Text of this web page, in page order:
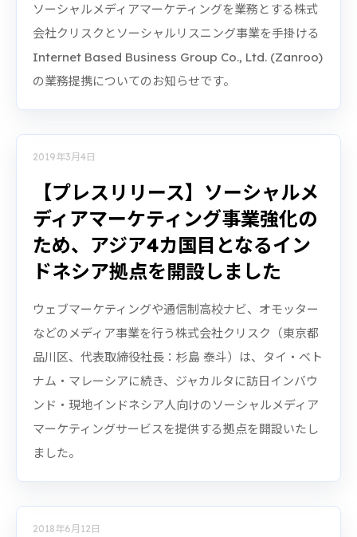
ソーシャルメディアマーケティングを業務とする株式
会社クリスクとソーシャルリスニング事業を手掛ける
Internet Based Business Group Co., Ltd. (Zanroo)
の業務提携についてのお知らせです。
2019年3月4日
【プレスリリース】ソーシャルメ
ディアマーケティング事業強化の
ため、アジア4カ国目となるイン
ドネシア拠点を開設しました
ウェブマーケティングや通信制高校ナビ、オモッター
などのメディア事業を行う株式会社クリスク（東京都
品川区、代表取締役社長：杉島 泰斗）は、タイ・ベト
ナム・マレーシアに続き、ジャカルタに訪日インバウ
ンド・現地インドネシア人向けのソーシャルメディア
マーケティングサービスを提供する拠点を開設いたし
ました。
2018年6月12日